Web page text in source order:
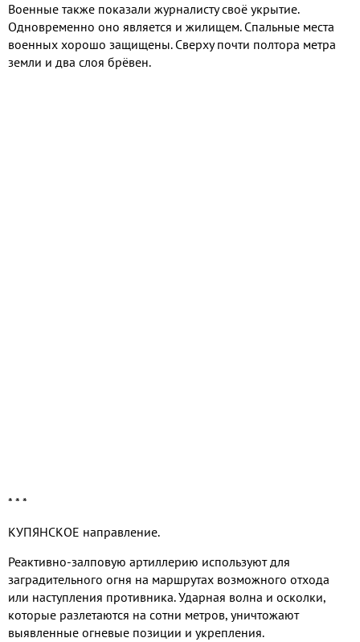
Военные также показали журналисту своё укрытие.
Одновременно оно является и жилищем. Спальные места
военных хорошо защищены. Сверху почти полтора метра
земли и два слоя брёвен.
* * *
КУПЯНСКОЕ направление.
Реактивно-залповую артиллерию используют для
заградительного огня на маршрутах возможного отхода
или наступления противника. Ударная волна и осколки,
которые разлетаются на сотни метров, уничтожают
выявленные огневые позиции и укрепления.